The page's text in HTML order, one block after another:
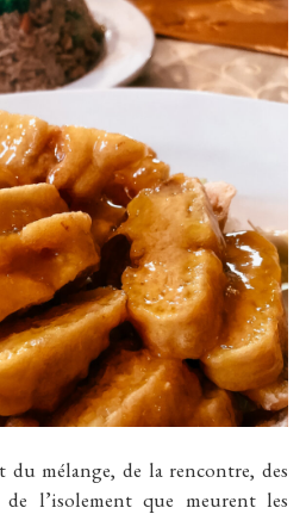
mélange, de la rencontre, des
de l’isolement que meurent les